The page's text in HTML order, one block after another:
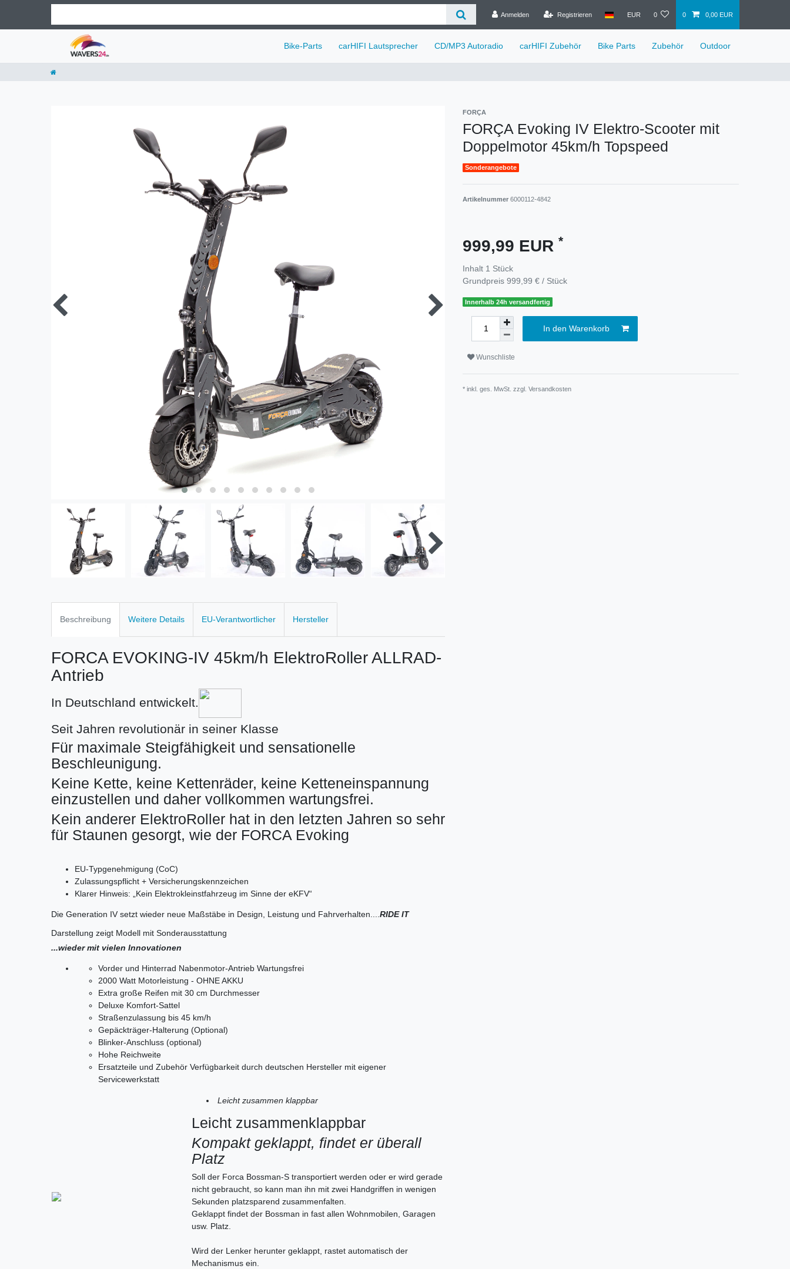
Anmelden Registrieren EUR 0 0 0,00 EUR
Bike-Parts carHIFI Lautsprecher CD/MP3 Autoradio carHIFI Zubehör Bike Parts Zubehör Outdoor
FORÇA
FORÇA Evoking IV Elektro-Scooter mit
Doppelmotor 45km/h Topspeed
Sonderangebote
Artikelnummer 6000112-4842
999,99 EUR *
Inhalt 1 Stück
Grundpreis 999,99 € / Stück
Innerhalb 24h versandfertig
In den Warenkorb
Wunschliste
* inkl. ges. MwSt. zzgl. Versandkosten
Beschreibung Weitere Details EU-Verantwortlicher Hersteller
FORCA EVOKING-IV 45km/h ElektroRoller ALLRAD-
Antrieb
In Deutschland entwickelt.
Seit Jahren revolutionär in seiner Klasse
Für maximale Steigfähigkeit und sensationelle
Beschleunigung.
Keine Kette, keine Kettenräder, keine Ketteneinspannung
einzustellen und daher vollkommen wartungsfrei.
Kein anderer ElektroRoller hat in den letzten Jahren so sehr
für Staunen gesorgt, wie der FORCA Evoking
EU-Typgenehmigung (CoC)
Zulassungspflicht + Versicherungskennzeichen
Klarer Hinweis: „Kein Elektrokleinstfahrzeug im Sinne der eKFV“
Die Generation IV setzt wieder neue Maßstäbe in Design, Leistung und Fahrverhalten....RIDE IT
Darstellung zeigt Modell mit Sonderausstattung
...wieder mit vielen Innovationen
Vorder und Hinterrad Nabenmotor-Antrieb Wartungsfrei
2000 Watt Motorleistung - OHNE AKKU
Extra große Reifen mit 30 cm Durchmesser
Deluxe Komfort-Sattel
Straßenzulassung bis 45 km/h
Gepäckträger-Halterung (Optional)
Blinker-Anschluss (optional)
Hohe Reichweite
Ersatzteile und Zubehör Verfügbarkeit durch deutschen Hersteller mit eigener
Servicewerkstatt
Leicht zusammen klappbar
Leicht zusammenklappbar
Kompakt geklappt, findet er überall
Platz
Soll der Forca Bossman-S transportiert werden oder er wird gerade
nicht gebraucht, so kann man ihn mit zwei Handgriffen in wenigen
Sekunden platzsparend zusammenfalten.
Geklappt findet der Bossman in fast allen Wohnmobilen, Garagen
usw. Platz.
Wird der Lenker herunter geklappt, rastet automatisch der
Mechanismus ein.